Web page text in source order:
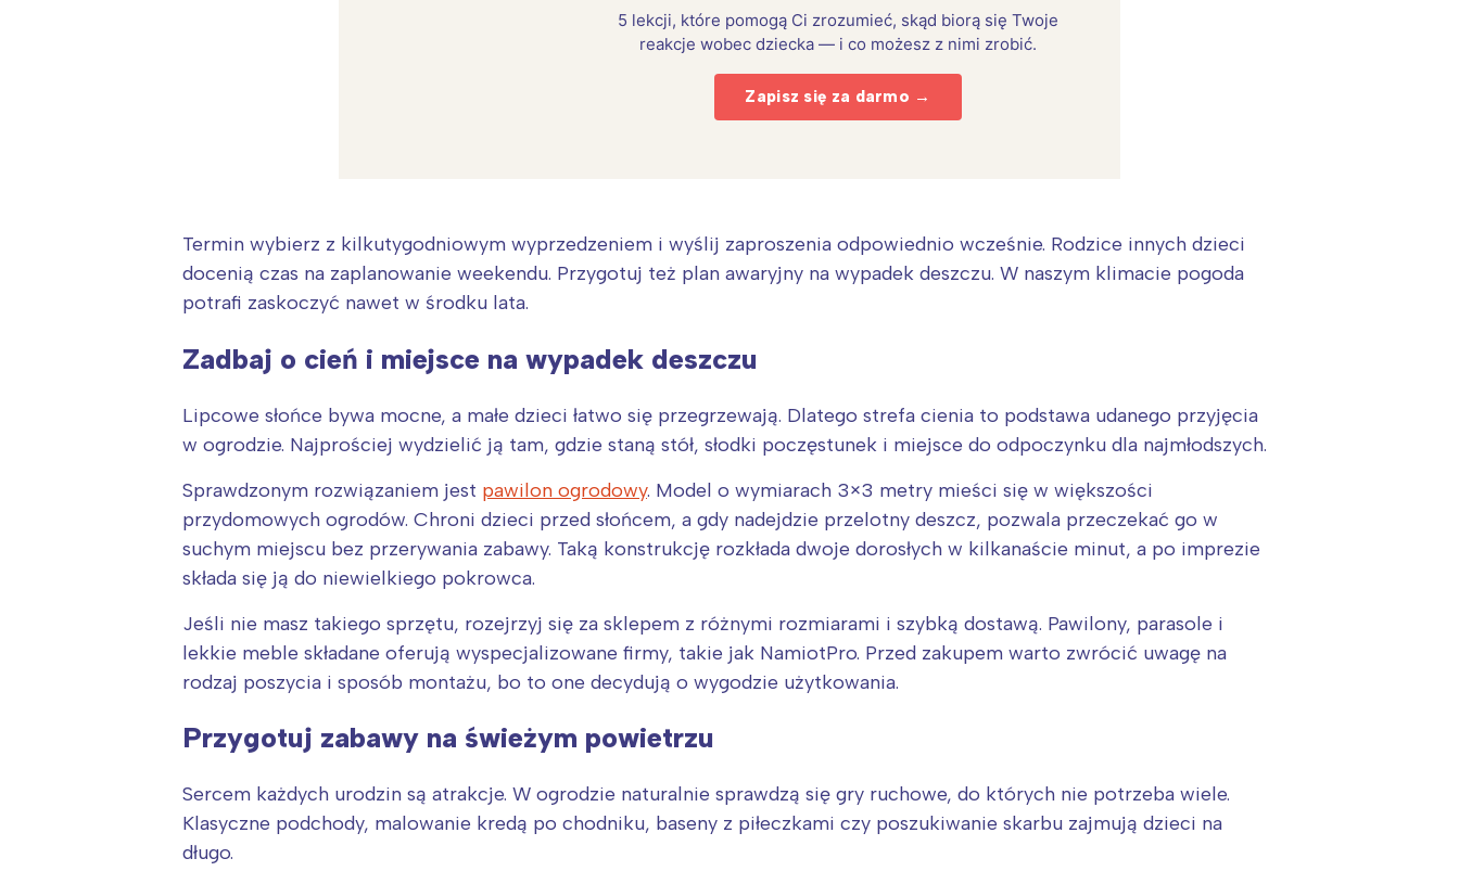
5 lekcji, które pomogą Ci zrozumieć, skąd biorą się Twoje
reakcje wobec dziecka — i co możesz z nimi zrobić.
Zapisz się za darmo →
Termin wybierz z kilkutygodniowym wyprzedzeniem i wyślij zaproszenia odpowiednio wcześnie. Rodzice innych dzieci
docenią czas na zaplanowanie weekendu. Przygotuj też plan awaryjny na wypadek deszczu. W naszym klimacie pogoda
potrafi zaskoczyć nawet w środku lata.
Zadbaj o cień i miejsce na wypadek deszczu
Lipcowe słońce bywa mocne, a małe dzieci łatwo się przegrzewają. Dlatego strefa cienia to podstawa udanego przyjęcia
w ogrodzie. Najprościej wydzielić ją tam, gdzie staną stół, słodki poczęstunek i miejsce do odpoczynku dla najmłodszych.
Sprawdzonym rozwiązaniem jest pawilon ogrodowy. Model o wymiarach 3×3 metry mieści się w większości
przydomowych ogrodów. Chroni dzieci przed słońcem, a gdy nadejdzie przelotny deszcz, pozwala przeczekać go w
suchym miejscu bez przerywania zabawy. Taką konstrukcję rozkłada dwoje dorosłych w kilkanaście minut, a po imprezie
składa się ją do niewielkiego pokrowca.
Jeśli nie masz takiego sprzętu, rozejrzyj się za sklepem z różnymi rozmiarami i szybką dostawą. Pawilony, parasole i
lekkie meble składane oferują wyspecjalizowane firmy, takie jak NamiotPro. Przed zakupem warto zwrócić uwagę na
rodzaj poszycia i sposób montażu, bo to one decydują o wygodzie użytkowania.
Przygotuj zabawy na świeżym powietrzu
Sercem każdych urodzin są atrakcje. W ogrodzie naturalnie sprawdzą się gry ruchowe, do których nie potrzeba wiele.
Klasyczne podchody, malowanie kredą po chodniku, baseny z piłeczkami czy poszukiwanie skarbu zajmują dzieci na
długo.
Interesują mnie wydarzenia z tego regionu:
Łódź
Trójmiasto
Wrocław
Kraków
Południe
Wybieram